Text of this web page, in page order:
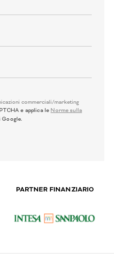
commerciali/marketing
e applica le Norme sulla
Google.
PARTNER FINANZIARIO